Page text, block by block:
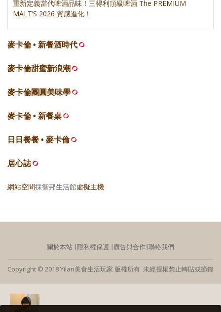
重新定義當代啤酒品味！三得利頂級啤酒 The PREMIUM
MALT’S 2026 質感進化！
麥卡倫 • 新餐酒時代
麥卡倫甜蜜新浪潮
麥卡倫團圓美味學
麥卡倫 • 新餐桌
日日餐餐 • 麥卡倫
居心誌
網站空間採智邦生活館虛擬主機
關於本站 ∣隱私權保護 ∣廣告與合作∣聯絡我們
Copyright © 2018 Yilan美食生活玩家 版權所有 未經授權禁止轉貼或節錄